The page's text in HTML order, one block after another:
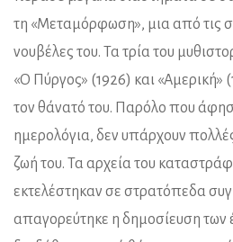
τη «Μεταμόρφωση», μια από τις
νουβέλες του. Τα τρία του
«Ο Πύργος» (1926) και «Αμερική»
τον θάνατό του. Παρόλο που
ημερολόγια, δεν υπάρχουν
ζωή του. Τα αρχεία του
εκτελέστηκαν σε στρατόπεδα
απαγορεύτηκε η δημοσίευση των